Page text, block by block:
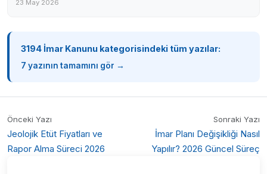
23 May 2026
3194 İmar Kanunu kategorisindeki tüm yazılar:
7 yazının tamamını gör →
Önceki Yazı
Jeolojik Etüt Fiyatları ve
Rapor Alma Süreci 2026
Sonraki Yazı
İmar Planı Değişikliği Nasıl
Yapılır? 2026 Güncel Süreç